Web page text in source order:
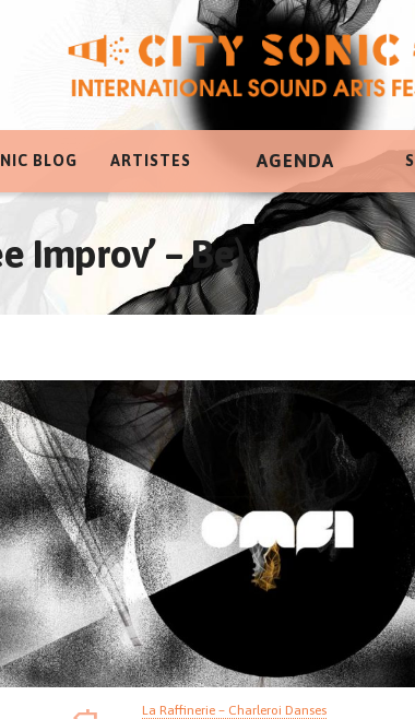
BLOG ARTISTES AGENDA
Improv’ – Be)
La Raffinerie – Charleroi Danses